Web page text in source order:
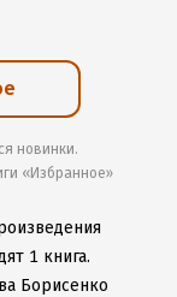
новинки.
«Избранное»
1 книга.
Борисенко